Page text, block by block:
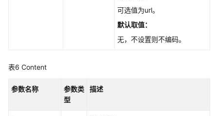
可选值为url。
默认取值：
无，不设置则不编码。
表6 Content
参数名称
参数类
型
描述